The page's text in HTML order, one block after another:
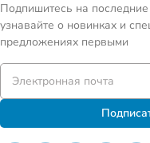
Подпишитесь на
узнавайте о новинках и
предложениях первыми